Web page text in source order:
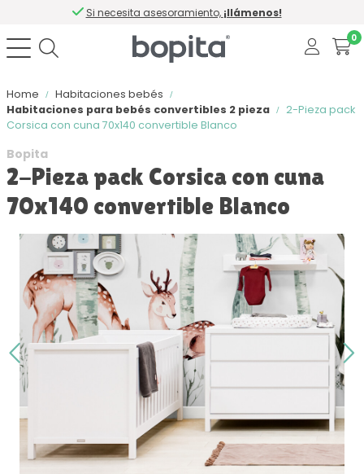
Si necesita asesoramiento, ¡llámenos!
0
Home
Habitaciones bebés
Habitaciones para bebés convertibles 2 pieza
2-Pieza pack
Corsica con cuna 70x140 convertible Blanco
Bopita
2-Pieza pack Corsica con cuna
70x140 convertible Blanco